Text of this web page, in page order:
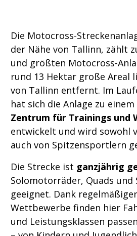
Die Motocross-
der Nähe von Tallinn, zählt
und größten Motocross-
rund 13 Hektar große Areal
von Tallinn entfernt. Im
hat sich die Anlage zu
Zentrum für Trainings und
entwickelt und wird sowohl
auch von Spitzensportlern
Die Strecke ist ganzjährig
Solomotorräder, Quads und
geeignet. Dank
Wettbewerbe finden hier
und Leistungsklassen